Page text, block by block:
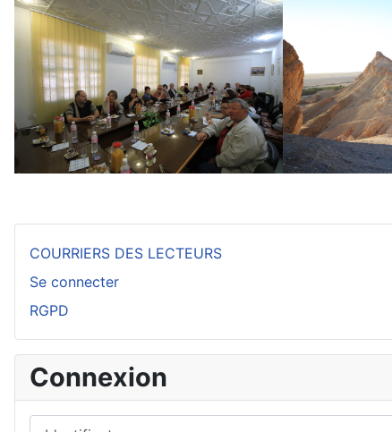
COURRIERS DES LECTEURS
Se connecter
RGPD
Connexion